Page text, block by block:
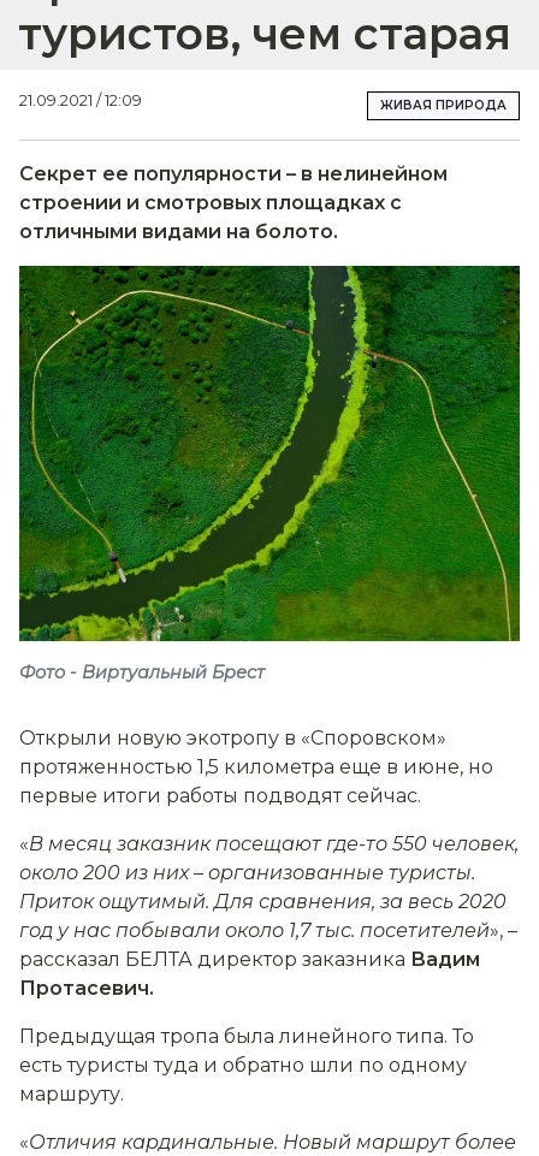
туристов, чем старая
21.09.2021 / 12:09 ЖИВАЯ ПРИРОДА
Секрет ее популярности – в нелинейном
строении и смотровых площадках с
отличными видами на болото.
Фото - Виртуальный Брест
Открыли новую экотропу в «Споровском»
протяженностью 1,5 километра еще в июне, но
первые итоги работы подводят сейчас.
«В месяц заказник посещают где-то 550 человек,
около 200 из них– организованные туристы.
Приток ощутимый. Для сравнения, за весь 2020
год у нас побывали около 1,7 тыс. посетителей», –
рассказал БЕЛТА директор заказника Вадим
Протасевич.
Предыдущая тропа была линейного типа. То
есть туристы туда и обратно шли по одному
маршруту.
«Отличия кардинальные. Новый маршрут более